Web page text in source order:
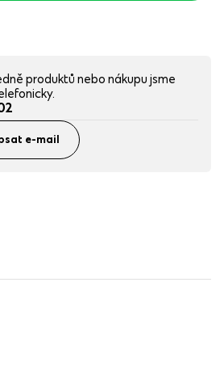
produktů nebo nákupu jsme
e-mail